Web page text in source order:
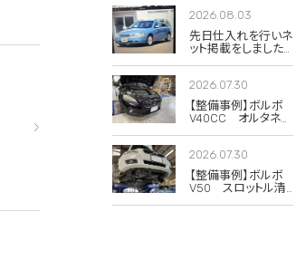
2026.08.03
先日仕入れを行いネ
ット掲載をしました
2026.07.30
【整備事例】ボルボ
V40CC オルタネー
2026.07.30
【整備事例】ボルボ
V50 スロットル清